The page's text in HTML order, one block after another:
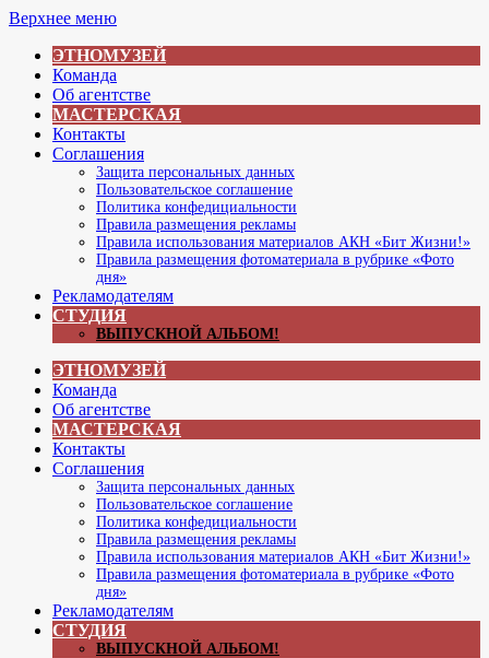
Перейти
содержимому
Верхнее меню
ЭТНОМУЗЕЙ
Команда
Об агентстве
МАСТЕРСКАЯ
Контакты
Соглашения
Защита персональных данных
Пользовательское соглашение
Политика конфедициальности
Правила размещения рекламы
Правила использования материалов АКН «Бит Жизни!»
Правила размещения фотоматериала в рубрике «Фото
дня»
Рекламодателям
СТУДИЯ
ВЫПУСКНОЙ АЛЬБОМ!
ЭТНОМУЗЕЙ
Команда
Об агентстве
МАСТЕРСКАЯ
Контакты
Соглашения
Защита персональных данных
Пользовательское соглашение
Политика конфедициальности
Правила размещения рекламы
Правила использования материалов АКН «Бит Жизни!»
Правила размещения фотоматериала в рубрике «Фото
дня»
Рекламодателям
СТУДИЯ
ВЫПУСКНОЙ АЛЬБОМ!